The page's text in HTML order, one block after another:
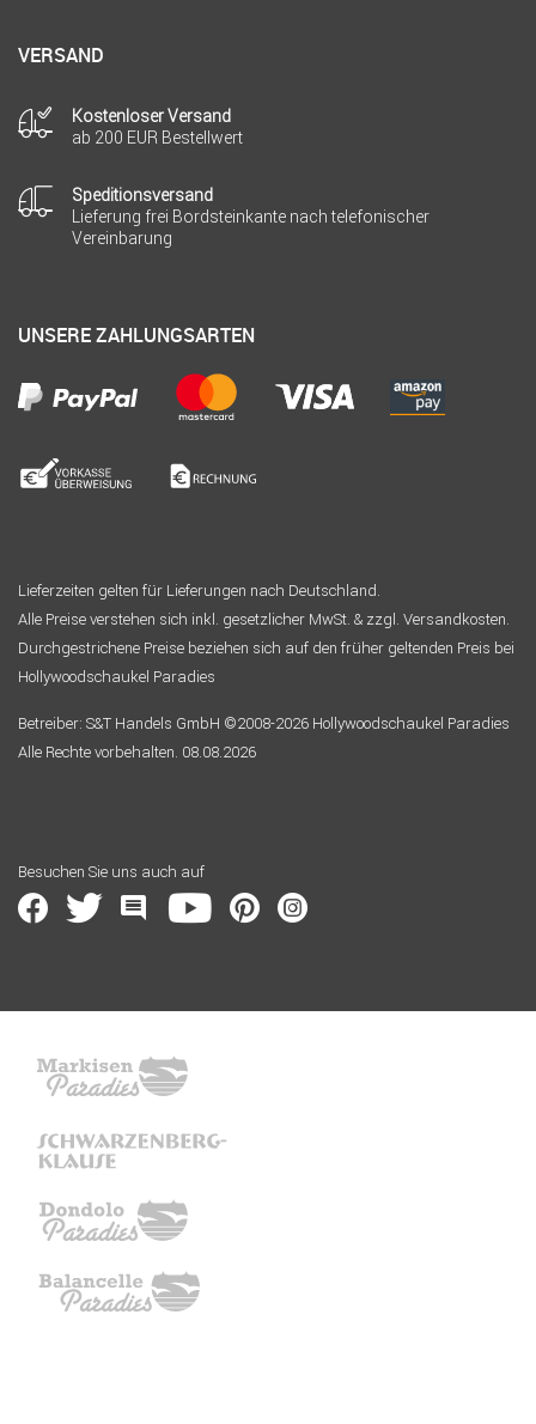
VERSAND
Kostenloser Versand
ab 200 EUR Bestellwert
Speditionsversand
Lieferung frei Bordsteinkante nach telefonischer
Vereinbarung
UNSERE ZAHLUNGSARTEN
Lieferzeiten gelten für Lieferungen nach Deutschland.
Alle Preise verstehen sich inkl. gesetzlicher MwSt. & zzgl. Versandkosten.
Durchgestrichene Preise beziehen sich auf den früher geltenden Preis bei
Hollywoodschaukel Paradies
Betreiber: S&T Handels GmbH ©2008-2026 Hollywoodschaukel Paradies
Alle Rechte vorbehalten. 08.08.2026
Besuchen Sie uns auch auf